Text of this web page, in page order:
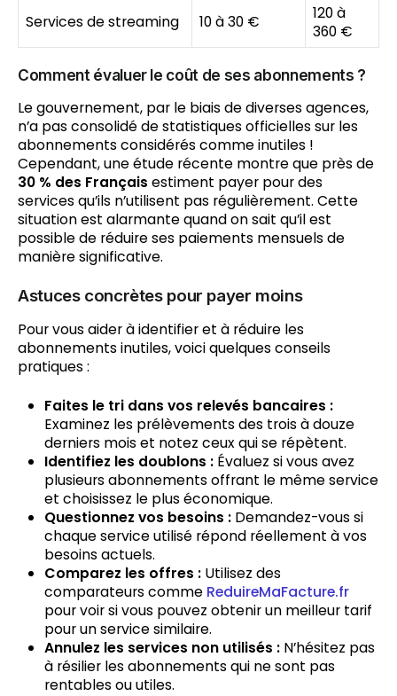
Services de streaming 10 à 30 €
120 à
360 €
Comment évaluer le coût de ses abonnements ?
Le gouvernement, par le biais de diverses agences,
n’a pas consolidé de statistiques officielles sur les
abonnements considérés comme inutiles !
Cependant, une étude récente montre que près de
30 % des Français estiment payer pour des
services qu’ils n’utilisent pas régulièrement. Cette
situation est alarmante quand on sait qu’il est
possible de réduire ses paiements mensuels de
manière significative.
Astuces concrètes pour payer moins
Pour vous aider à identifier et à réduire les
abonnements inutiles, voici quelques conseils
pratiques :
Faites le tri dans vos relevés bancaires :
Examinez les prélèvements des trois à douze
derniers mois et notez ceux qui se répètent.
Identifiez les doublons : Évaluez si vous avez
plusieurs abonnements offrant le même service
et choisissez le plus économique.
Questionnez vos besoins : Demandez-vous si
chaque service utilisé répond réellement à vos
besoins actuels.
Comparez les offres : Utilisez des
comparateurs comme ReduireMaFacture.fr
pour voir si vous pouvez obtenir un meilleur tarif
pour un service similaire.
Annulez les services non utilisés : N’hésitez pas
à résilier les abonnements qui ne sont pas
rentables ou utiles.